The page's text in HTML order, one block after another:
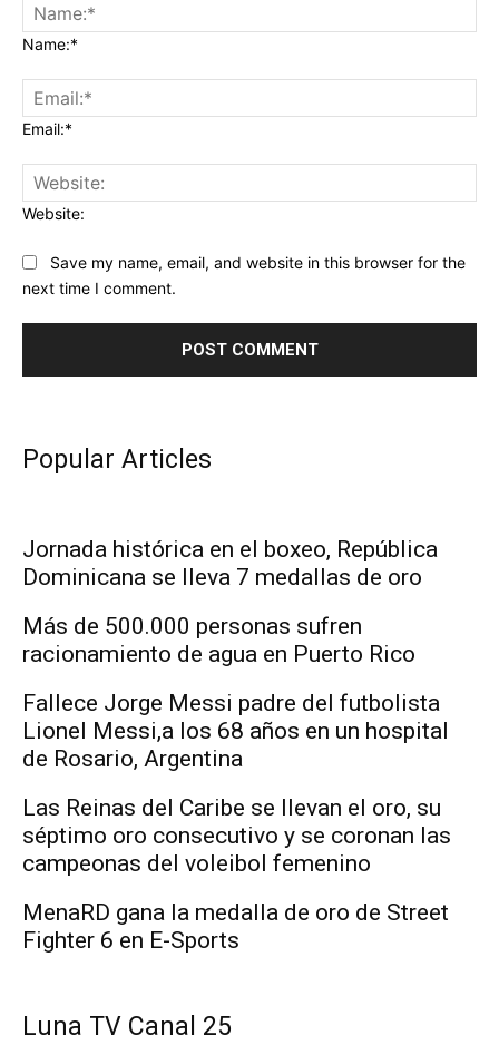
Name:*
Email:*
Website:
Save my name, email, and website in this browser for the
next time I comment.
Popular Articles
Jornada histórica en el boxeo, República
Dominicana se lleva 7 medallas de oro
Más de 500.000 personas sufren
racionamiento de agua en Puerto Rico
Fallece Jorge Messi padre del futbolista
Lionel Messi,a los 68 años en un hospital
de Rosario, Argentina
Las Reinas del Caribe se llevan el oro, su
séptimo oro consecutivo y se coronan las
campeonas del voleibol femenino
MenaRD gana la medalla de oro de Street
Fighter 6 en E-Sports
Luna TV Canal 25